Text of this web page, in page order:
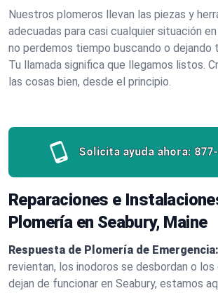
Nuestros plomeros llevan las piezas y
adecuadas para casi cualquier situación
no perdemos tiempo buscando o dejando
Tu llamada significa que llegamos listos.
las cosas bien, desde el principio.
Solicita ayuda ahora:
Reparaciones e
Plomería en Seabury, Maine
Respuesta de Plomería de Emergencia:
revientan, los inodoros se desbordan o
dejan de funcionar en Seabury, estamos